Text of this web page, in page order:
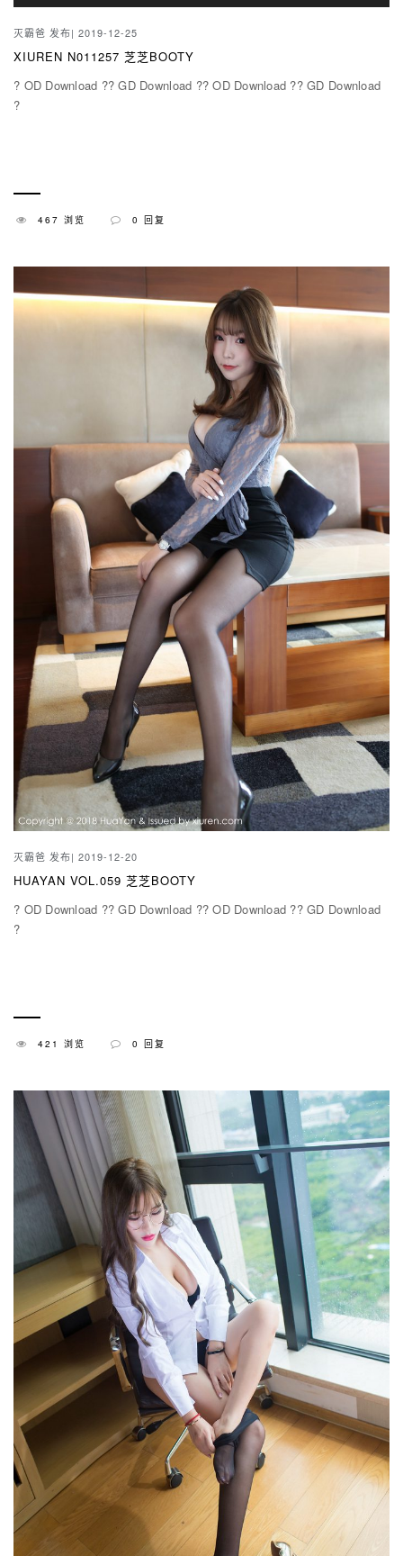
灭霸爸 发布| 2019-12-25
XIUREN N011257 芝芝BOOTY
? OD Download ?? GD Download ?? OD Download ?? GD Download
?
467 浏览 0 回复
灭霸爸 发布| 2019-12-20
HUAYAN VOL.059 芝芝BOOTY
? OD Download ?? GD Download ?? OD Download ?? GD Download
?
421 浏览 0 回复